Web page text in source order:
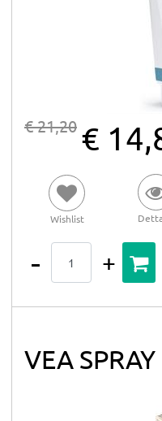
€ 21,20 €
Wishlist
VEA